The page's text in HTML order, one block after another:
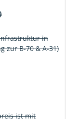
in
zur B-70 & A-31)
ist mit